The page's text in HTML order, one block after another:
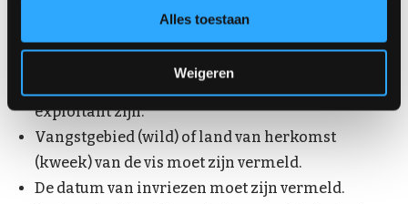
Alles toestaan
Weigeren
Allergenen in de ingrediëntenlijst moeten
verkoper moeten van de in de EU gevestigde
exploitant zijn.
Vangstgebied (wild) of land van herkomst
(kweek) van de vis moet zijn vermeld.
De datum van invriezen moet zijn vermeld.